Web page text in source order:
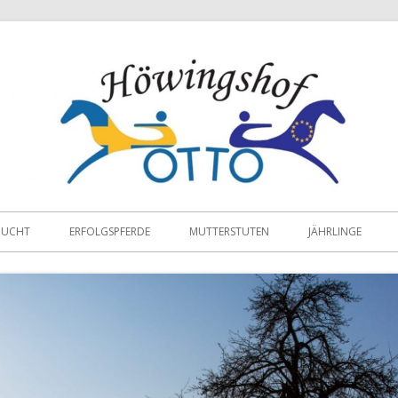
ERFOLGSPFERDE MUTTERSTUTEN JÄHRLINGE